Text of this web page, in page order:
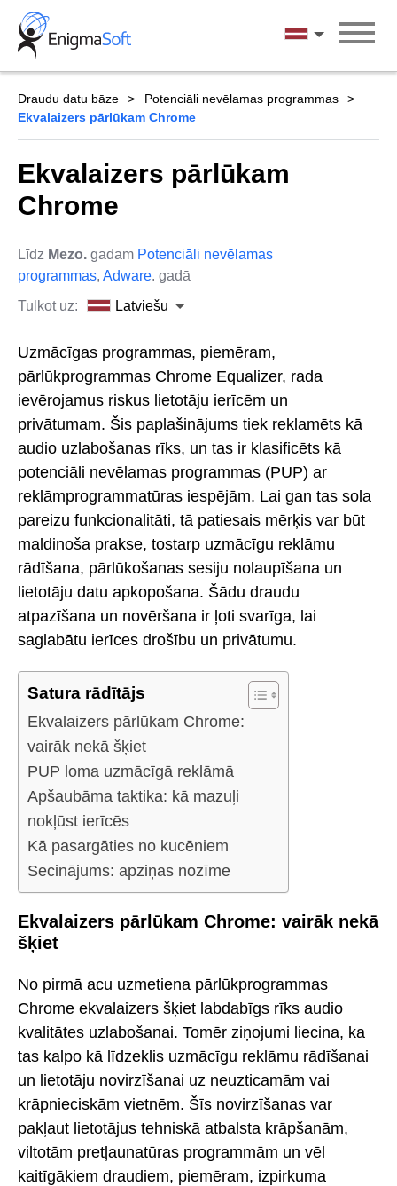
Skip
content
Latviešu
Draudu datu bāze
Potenciāli nevēlamas programmas
Ekvalaizers pārlūkam Chrome
Ekvalaizers pārlūkam
Chrome
Līdz Mezo. gadam Potenciāli nevēlamas
programmas, Adware. gadā
Tulkot uz:
Latviešu
Uzmācīgas programmas, piemēram,
pārlūkprogrammas Chrome Equalizer, rada
ievērojamus riskus lietotāju ierīcēm un
privātumam. Šis paplašinājums tiek reklamēts kā
audio uzlabošanas rīks, un tas ir klasificēts kā
potenciāli nevēlamas programmas (PUP) ar
reklāmprogrammatūras iespējām. Lai gan tas sola
pareizu funkcionalitāti, tā patiesais mērķis var būt
maldinoša prakse, tostarp uzmācīgu reklāmu
rādīšana, pārlūkošanas sesiju nolaupīšana un
lietotāju datu apkopošana. Šādu draudu
atpazīšana un novēršana ir ļoti svarīga, lai
saglabātu ierīces drošību un privātumu.
Satura rādītājs
Ekvalaizers pārlūkam Chrome:
vairāk nekā šķiet
PUP loma uzmācīgā reklāmā
Apšaubāma taktika: kā mazuļi
nokļūst ierīcēs
Kā pasargāties no kucēniem
Secinājums: apziņas nozīme
Ekvalaizers pārlūkam Chrome: vairāk nekā
šķiet
No pirmā acu uzmetiena pārlūkprogrammas
Chrome ekvalaizers šķiet labdabīgs rīks audio
kvalitātes uzlabošanai. Tomēr ziņojumi liecina, ka
tas kalpo kā līdzeklis uzmācīgu reklāmu rādīšanai
un lietotāju novirzīšanai uz neuzticamām vai
krāpnieciskām vietnēm. Šīs novirzīšanas var
pakļaut lietotājus tehniskā atbalsta krāpšanām,
viltotām pretļaunatūras programmām un vēl
kaitīgākiem draudiem, piemēram, izpirkuma